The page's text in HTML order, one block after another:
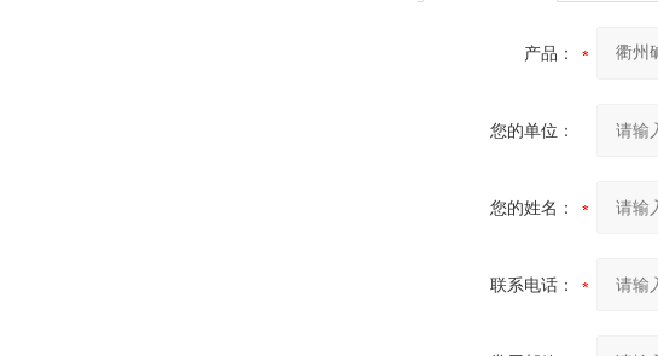
产品：
您的单位：
您的姓名：
联系电话：